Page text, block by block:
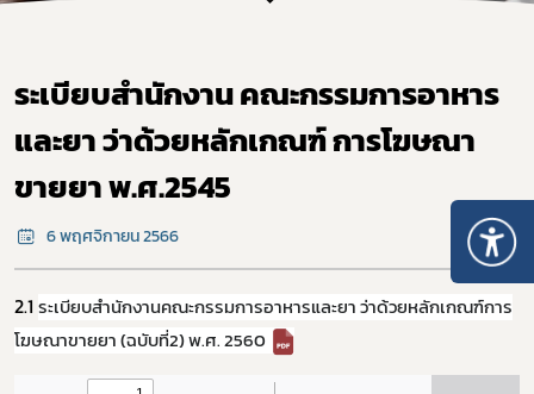
ระเบียบสำนักงาน คณะกรรมการอาหาร
และยา ว่าด้วยหลักเกณฑ์ การโฆษณา
ขายยา พ.ศ.2545
6 พฤศจิกายน 2566
2.1 ระเบียบสำนักงานคณะกรรมการอาหารและยา ว่าด้วยหลักเกณฑ์การ
โฆษณาขายยา (ฉบับที่2) พ.ศ. 2560